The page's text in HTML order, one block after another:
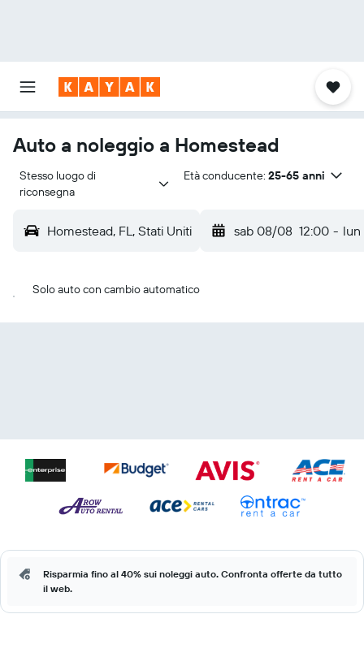
Auto a noleggio a Homestead
Stesso luogo di
riconsegna
Età conducente: 25-65 anni
Homestead, FL, Stati Uniti sab 08/08 12:00 - lun
Solo auto con cambio automatico
Risparmia fino al 40% sui noleggi auto. Confronta offerte da tutto
il web.